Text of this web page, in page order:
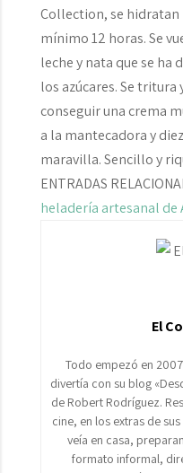
Collection, se
mínimo 12 horas. Se
leche y nata que se ha
los azúcares. Se tritura
conseguir una crema
a la mantecadora y
maravilla. Sencillo y
ENTRADAS
heladería artesanal de
El
Todo empezó en
divertía con su blog
de Robert Rodríguez.
cine, en los extras de
veía en casa,
formato informal,